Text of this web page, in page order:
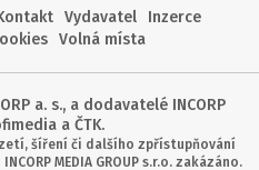
Vydavatel
Inzerce
Volná místa
a. s., a dodavatelé INCORP
a ČTK.
šíření či dalšího zpřístupňování
MEDIA GROUP s.r.o. zakázáno.